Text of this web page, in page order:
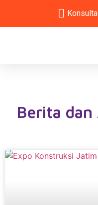
Berita dan